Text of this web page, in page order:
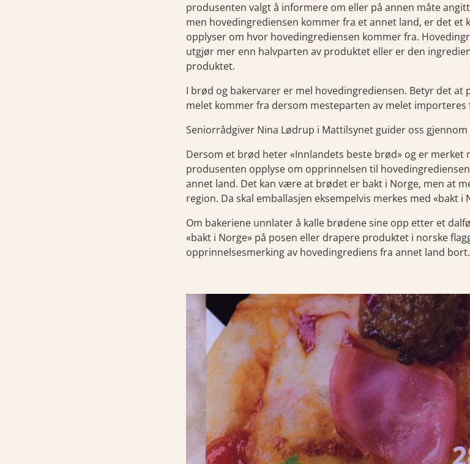
produsenten valgt å informere om eller på annen måte
men hovedingrediensen kommer fra et annet land, er det et
opplyser om hvor hovedingrediensen kommer fra.
utgjør mer enn halvparten av produktet eller er den
produktet.
I brød og bakervarer er mel hovedingrediensen. Betyr det
melet kommer fra dersom mesteparten av melet importeres
Seniorrådgiver Nina Lødrup i Mattilsynet guider oss gjennom
Dersom et brød heter «Innlandets beste brød» og er merket
produsenten opplyse om opprinnelsen til
annet land. Det kan være at brødet er bakt i Norge, men at
region. Da skal emballasjen eksempelvis merkes med «bakt i
Om bakeriene unnlater å kalle brødene sine opp etter et
«bakt i Norge» på posen eller drapere produktet i norske
opprinnelsesmerking av hovedingrediens fra annet land bort.